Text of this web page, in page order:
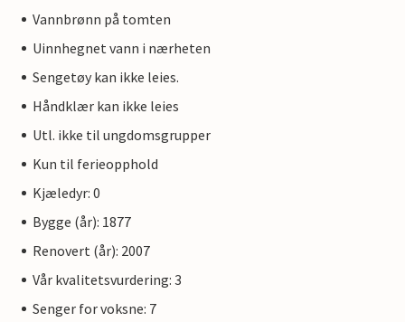
Vannbrønn på tomten
Uinnhegnet vann i nærheten
Sengetøy kan ikke leies.
Håndklær kan ikke leies
Utl. ikke til ungdomsgrupper
Kun til ferieopphold
Kjæledyr: 0
Bygge (år): 1877
Renovert (år): 2007
Vår kvalitetsvurdering: 3
Senger for voksne: 7